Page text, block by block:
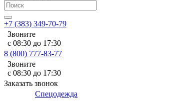
+7 (383) 349-70-79
Звоните
с 08:30 до 17:30
8 (800) 777-83-77
Звоните
с 08:30 до 17:30
Заказать звонок
Спецодежда